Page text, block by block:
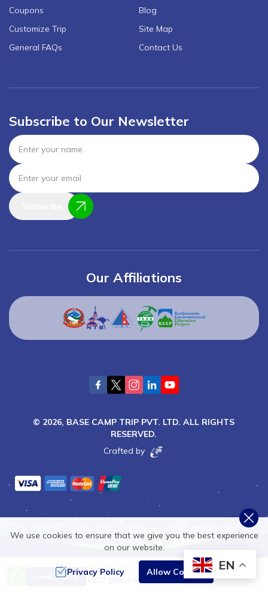
Subscribe to Our Newsletter
Our Affiliations
Coupons
Customize Trip
General FAQs
Blog
Site Map
Contact Us
© 2026, BASE CAMP TRIP PVT. LTD. ALL RIGHTS
RESERVED.
Crafted by
Send Inquiry
Need Help? Call Us
+977 9843035522
We use cookies to ensure that we give you the best experience
on our website.
Privacy Policy Allow Cookies EN